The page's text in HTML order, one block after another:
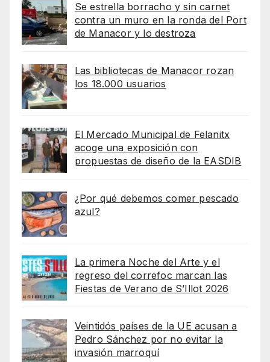
Se estrella borracho y sin carnet
contra un muro en la ronda del Port
de Manacor y lo destroza
Las bibliotecas de Manacor rozan
los 18.000 usuarios
El Mercado Municipal de Felanitx
acoge una exposición con
propuestas de diseño de la EASDIB
¿Por qué debemos comer pescado
azul?
La primera Noche del Arte y el
regreso del correfoc marcan las
Fiestas de Verano de S’Illot 2026
Veintidós países de la UE acusan a
Pedro Sánchez por no evitar la
invasión marroquí